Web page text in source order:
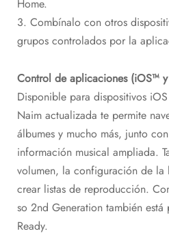
Home.
3. Combínalo con otros
grupos controlados por la
Control de aplicaciones (iOS™
Disponible para dispositivos
Naim actualizada te permite
álbumes y mucho más, junto
información musical ampliada.
volumen, la configuración de la
crear listas de reproducción.
so 2nd Generation también
Ready.